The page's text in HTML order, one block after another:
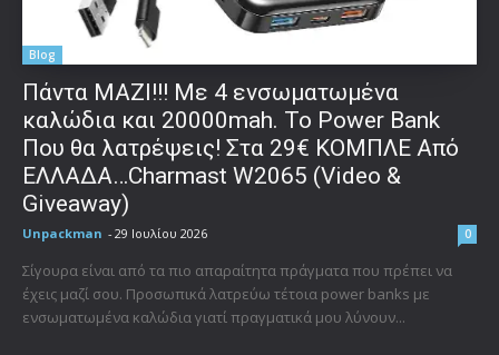
Blog
Πάντα ΜΑΖΙ!!! Με 4 ενσωματωμένα
καλώδια και 20000mah. Το Power Bank
Που θα λατρέψεις! Στα 29€ ΚΟΜΠΛΕ Από
ΕΛΛΑΔΑ…Charmast W2065 (Video &
Giveaway)
Unpackman - 29 Ιουλίου 2026 0
Σίγουρα είναι από τα πιο απαραίτητα πράγματα που πρέπει να
έχεις μαζί σου. Προσωπικά λατρεύω τέτοια power banks με
ενσωματωμένα καλώδια γιατί πραγματικά μου λύνουν...